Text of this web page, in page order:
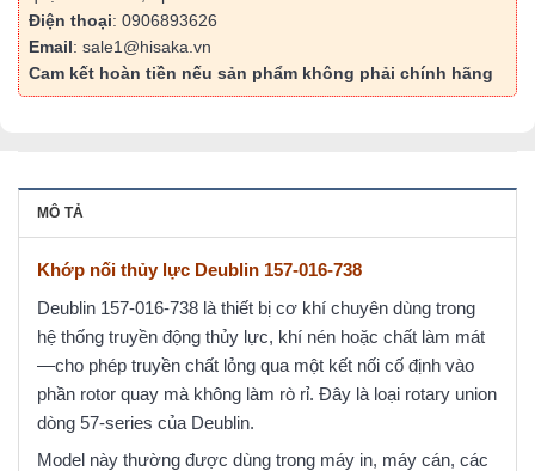
Điện thoại: 0906893626
Email: sale1@hisaka.vn
Cam kết hoàn tiền nếu sản phẩm không phải chính hãng
MÔ TẢ
Khớp nối thủy lực Deublin 157-016-738
Deublin 157‑016‑738 là thiết bị cơ khí chuyên dùng trong
hệ thống truyền động thủy lực, khí nén hoặc chất làm mát
—cho phép truyền chất lỏng qua một kết nối cố định vào
phần rotor quay mà không làm rò rỉ. Đây là loại rotary union
dòng 57-series của Deublin.
Model này thường được dùng trong máy in, máy cán, các